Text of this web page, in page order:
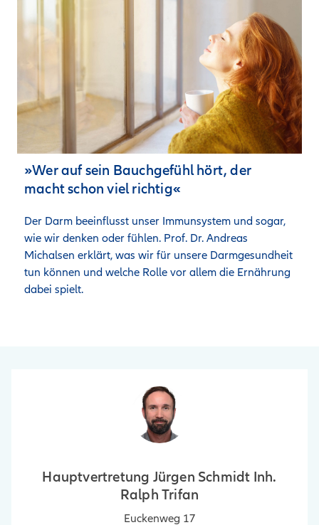
»Wer auf sein Bauchgefühl hört, der
macht schon viel richtig«
Der Darm beeinflusst unser Immunsystem und sogar,
wie wir denken oder fühlen. Prof. Dr. Andreas
Michalsen erklärt, was wir für unsere Darmgesundheit
tun können und welche Rolle vor allem die Ernährung
dabei spielt.
Hauptvertretung Jürgen Schmidt Inh.
Ralph Trifan
Euckenweg 17